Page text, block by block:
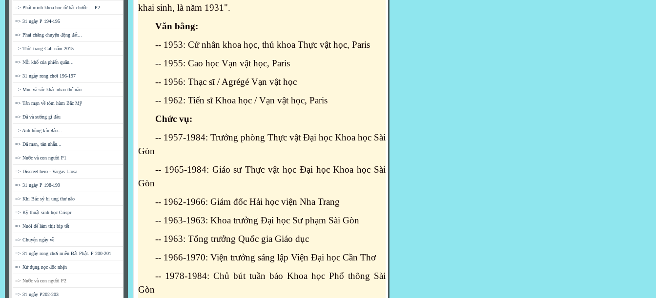
=> Phát minh khoa học từ bắt chước ... P2
=> 31 ngày P 194-195
=> Phải chăng chuyện động đất...
=> Thời trang Cali năm 2015
=> Nỗi khổ của phiến quân...
=> 31 ngày rong chơi 196-197
=> Mục và súc khác nhau thế nào
=> Tản mạn về tôm hùm Bắc Mỹ
=> Đã và sướng gì đâu
=> Anh hùng kín đáo...
=> Dã man, tàn nhẫn...
=> Nước và con người P1
=> Discreet hero - Vargas Llosa
=> 31 ngày P 198-199
=> Khi Bác sỷ bị ung thư não
=> Kỹ thuật sinh học Crispr
=> Nuôi dế làm thịt bíp tết
=> Chuyện ngày về
=> 31 ngày rong chơi miền Đất Phật. P 200-201
=> Xử dụng nọc độc nhện
=> Nước và con người P2
=> 31 ngày P202-203
khai sinh, là năm 1931".
Văn bằng:
-- 1953: Cử nhân khoa học, thủ khoa Thực vật học, Paris
-- 1955: Cao học Vạn vật học, Paris
-- 1956: Thạc sĩ / Agrégé Vạn vật học
-- 1962: Tiến sĩ Khoa học / Vạn vật học, Paris
Chức vụ:
-- 1957-1984: Trưởng phòng Thực vật Đại học Khoa học Sài
Gòn
-- 1965-1984: Giáo sư Thực vật học Đại học Khoa học Sài
Gòn
-- 1962-1966: Giám đốc Hải học viện Nha Trang
-- 1963-1963: Khoa trưởng Đại học Sư phạm Sài Gòn
-- 1963: Tổng trưởng Quốc gia Giáo dục
-- 1966-1970: Viện trưởng sáng lập Viện Đại học Cần Thơ
-- 1978-1984: Chủ bút tuần báo Khoa học Phổ thông Sài
Gòn